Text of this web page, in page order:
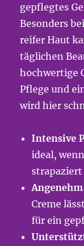
gepflegtes
Besonders
reifer Haut
täglichen
hochwertige
Pflege und
wird hier
Intensive
ideal,
Creme
für ein